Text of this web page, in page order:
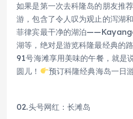
如果是第一次去科隆岛的朋友推
游，包含了令人叹为观止的泻湖
菲律宾最干净的湖泊
湖等，绝对是游览科隆最经典的
91号海滩享用美味的午餐，就是
圆儿！
预订科隆经典海岛一日
02.头号网红：长滩岛